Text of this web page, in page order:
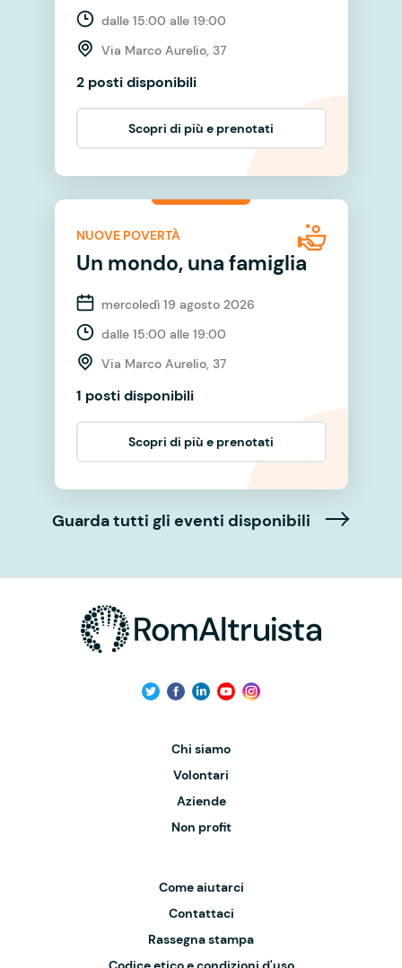
dalle 15:00 alle 19:00
Via Marco Aurelio, 37
2 posti disponibili
Scopri di più e prenotati
NUOVE POVERTÀ
Un mondo, una famiglia
mercoledì 19 agosto 2026
dalle 15:00 alle 19:00
Via Marco Aurelio, 37
1 posti disponibili
Scopri di più e prenotati
Guarda tutti gli eventi disponibili
Chi siamo
Volontari
Aziende
Non profit
Come aiutarci
Contattaci
Rassegna stampa